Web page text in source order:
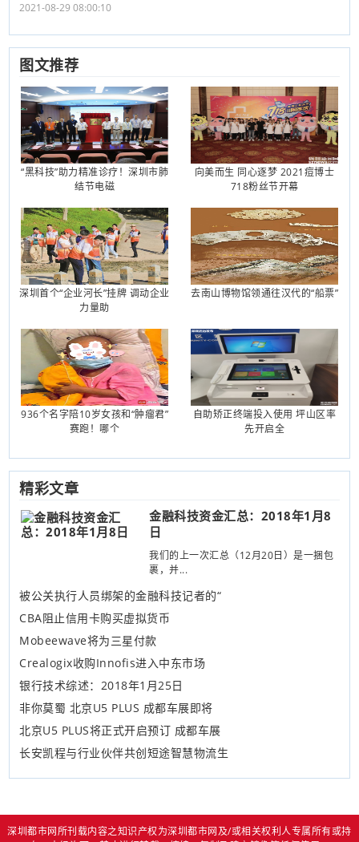
2021-08-29 08:00:10
图文推荐
“黑科技”助力精准诊疗！深圳市肺
结节电磁
向美而生 同心逐梦 2021痘博士
718粉丝节开幕
深圳首个“企业河长”挂牌 调动企业
力量助
去南山博物馆领通往汉代的“船票”
936个名字陪10岁女孩和“肿瘤君”
赛跑！哪个
自助矫正终端投入使用 坪山区率
先开启全
精彩文章
金融科技资金汇总：2018年1月8
日
我们的上一次汇总（12月20日）是一捆包
裹，并...
被公关执行人员绑架的金融科技记者的“
CBA阻止信用卡购买虚拟货币
Mobeewave将为三星付款
Crealogix收购Innofis进入中东市场
银行技术综述：2018年1月25日
非你莫蜀 北京U5 PLUS 成都车展即将
北京U5 PLUS将正式开启预订 成都车展
长安凯程与行业伙伴共创短途智慧物流生
深圳都市网所刊载内容之知识产权为深圳都市网及/或相关权利人专属所有或持